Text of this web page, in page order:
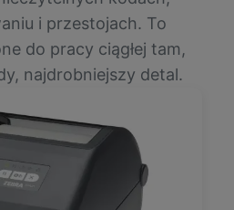
i przestojach. To
do pracy ciągłej tam,
najdrobniejszy detal.